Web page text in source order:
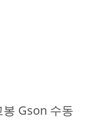
봉 Gson 수동